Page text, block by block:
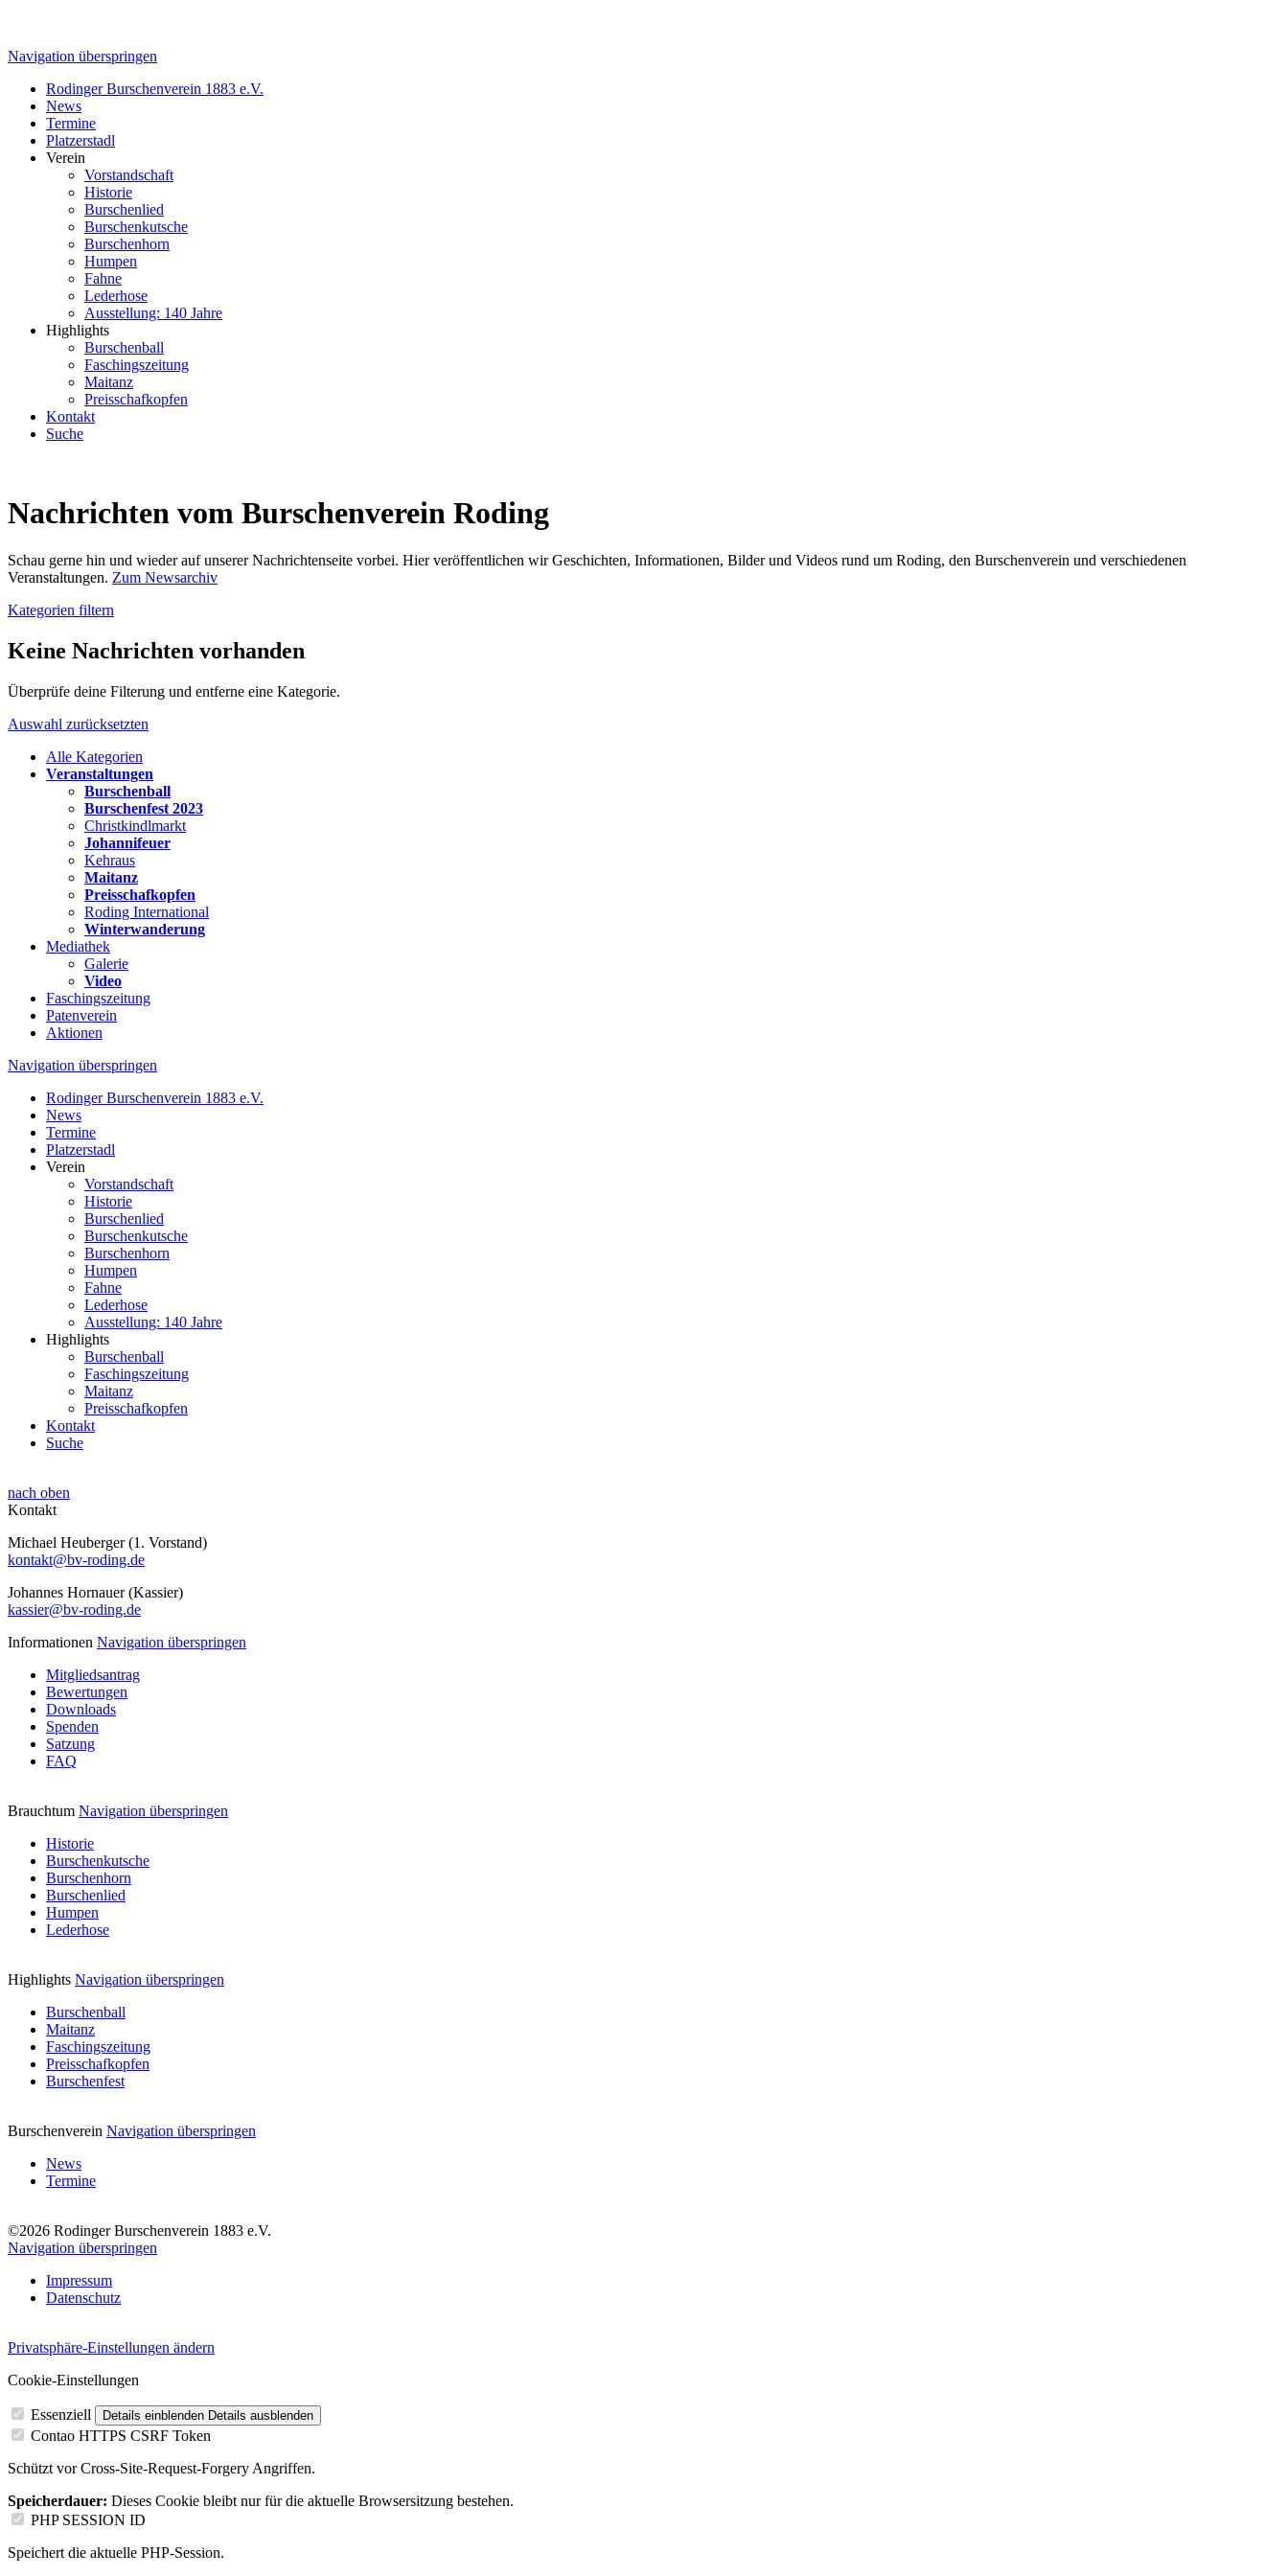
Navigation überspringen
Rodinger Burschenverein 1883 e.V.
News
Termine
Platzerstadl
Verein
Vorstandschaft
Historie
Burschenlied
Burschenkutsche
Burschenhorn
Humpen
Fahne
Lederhose
Ausstellung: 140 Jahre
Highlights
Burschenball
Faschingszeitung
Maitanz
Preisschafkopfen
Kontakt
Suche
Nachrichten vom Burschenverein Roding
Schau gerne hin und wieder auf unserer Nachrichtenseite vorbei. Hier veröffentlichen wir Geschichten, Informationen, Bilder und Videos rund um Roding, den Burschenverein und verschiedenen
Veranstaltungen. Zum Newsarchiv
Kategorien filtern
Keine Nachrichten vorhanden
Überprüfe deine Filterung und entferne eine Kategorie.
Auswahl zurücksetzten
Alle Kategorien
Veranstaltungen
Burschenball
Burschenfest 2023
Christkindlmarkt
Johannifeuer
Kehraus
Maitanz
Preisschafkopfen
Roding International
Winterwanderung
Mediathek
Galerie
Video
Faschingszeitung
Patenverein
Aktionen
Navigation überspringen
Rodinger Burschenverein 1883 e.V.
News
Termine
Platzerstadl
Verein
Vorstandschaft
Historie
Burschenlied
Burschenkutsche
Burschenhorn
Humpen
Fahne
Lederhose
Ausstellung: 140 Jahre
Highlights
Burschenball
Faschingszeitung
Maitanz
Preisschafkopfen
Kontakt
Suche
nach oben
Kontakt
Michael Heuberger (1. Vorstand)
kontakt@bv-roding.de
Johannes Hornauer (Kassier)
kassier@bv-roding.de
Informationen Navigation überspringen
Mitgliedsantrag
Bewertungen
Downloads
Spenden
Satzung
FAQ
Brauchtum Navigation überspringen
Historie
Burschenkutsche
Burschenhorn
Burschenlied
Humpen
Lederhose
Highlights Navigation überspringen
Burschenball
Maitanz
Faschingszeitung
Preisschafkopfen
Burschenfest
Burschenverein Navigation überspringen
News
Termine
©2026 Rodinger Burschenverein 1883 e.V.
Navigation überspringen
Impressum
Datenschutz
Privatsphäre-Einstellungen ändern
Cookie-Einstellungen
Essenziell Details einblenden Details ausblenden
Contao HTTPS CSRF Token
Schützt vor Cross-Site-Request-Forgery Angriffen.
Speicherdauer: Dieses Cookie bleibt nur für die aktuelle Browsersitzung bestehen.
PHP SESSION ID
Speichert die aktuelle PHP-Session.